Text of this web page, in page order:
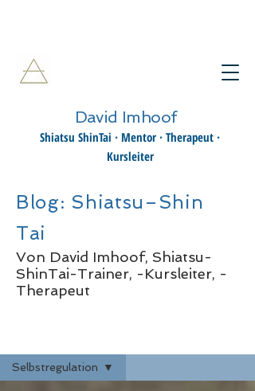
David Imhoof
Shiatsu ShinTai · Mentor · Therapeut ·
Kursleiter
Blog: Shiatsu–Shin
Tai
Von David Imhoof, Shiatsu-
ShinTai-Trainer, -Kursleiter, -
Therapeut
Selbstregulation